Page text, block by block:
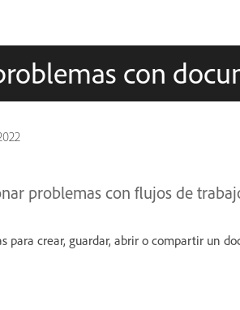
con
problemas con flujos de
para crear, guardar, abrir o compartir un